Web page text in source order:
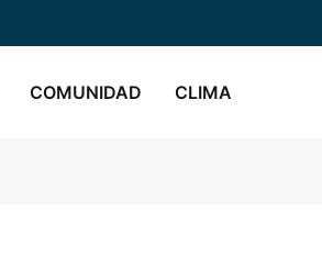
COMUNIDAD CLIMA